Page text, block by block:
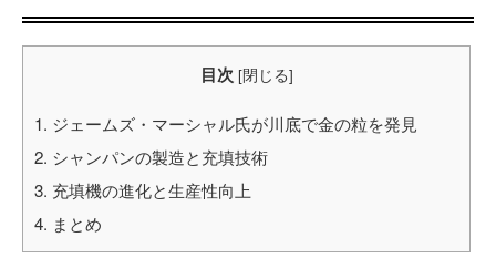
目次 [閉じる]
1. ジェームズ・マーシャル氏が川底で金の粒を発見
2. シャンパンの製造と充填技術
3. 充填機の進化と生産性向上
4. まとめ